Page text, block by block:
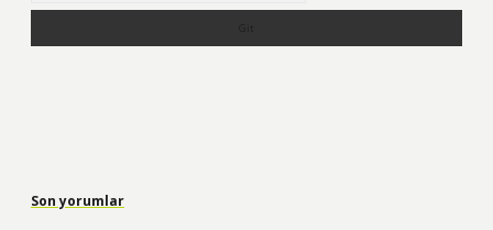
Son yorumlar